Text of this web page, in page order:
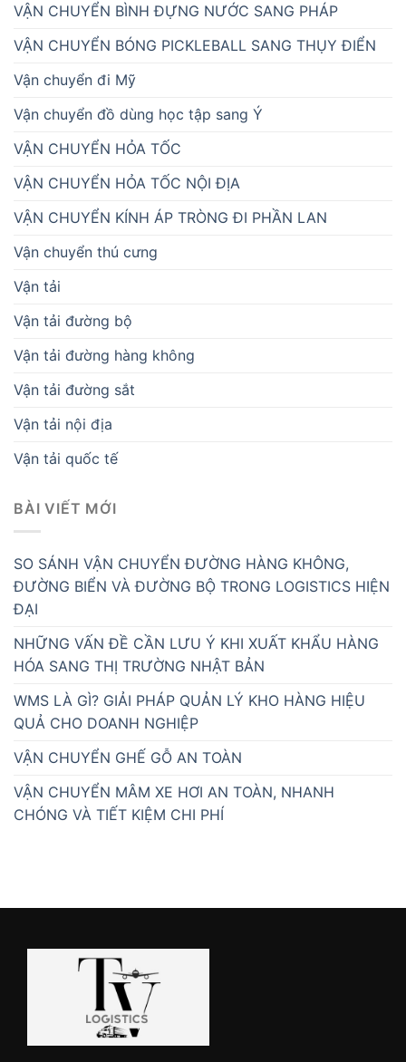
VẬN CHUYỂN BÌNH ĐỰNG NƯỚC SANG PHÁP
VẬN CHUYỂN BÓNG PICKLEBALL SANG THỤY ĐIỂN
Vận chuyển đi Mỹ
Vận chuyển đồ dùng học tập sang Ý
VẬN CHUYỂN HỎA TỐC
VẬN CHUYỂN HỎA TỐC NỘI ĐỊA
VẬN CHUYỂN KÍNH ÁP TRÒNG ĐI PHẦN LAN
Vận chuyển thú cưng
Vận tải
Vận tải đường bộ
Vận tải đường hàng không
Vận tải đường sắt
Vận tải nội địa
Vận tải quốc tế
BÀI VIẾT MỚI
SO SÁNH VẬN CHUYỂN ĐƯỜNG HÀNG KHÔNG,
ĐƯỜNG BIỂN VÀ ĐƯỜNG BỘ TRONG LOGISTICS HIỆN
ĐẠI
NHỮNG VẤN ĐỀ CẦN LƯU Ý KHI XUẤT KHẨU HÀNG
HÓA SANG THỊ TRƯỜNG NHẬT BẢN
WMS LÀ GÌ? GIẢI PHÁP QUẢN LÝ KHO HÀNG HIỆU
QUẢ CHO DOANH NGHIỆP
VẬN CHUYỂN GHẾ GỖ AN TOÀN
VẬN CHUYỂN MÂM XE HƠI AN TOÀN, NHANH
CHÓNG VÀ TIẾT KIỆM CHI PHÍ